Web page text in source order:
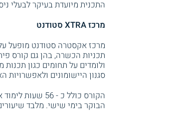
התכנית מיועדת בעיקר לבעלי
מרכז XTRA סטודנט
מרכז אקסטרה סטודנט מופעל
תכניות הכשרה, בהן גם קורס
ולומדים על תחומים כגון
סגנון היישומונים
הבוקר בימי שישי. מלבד